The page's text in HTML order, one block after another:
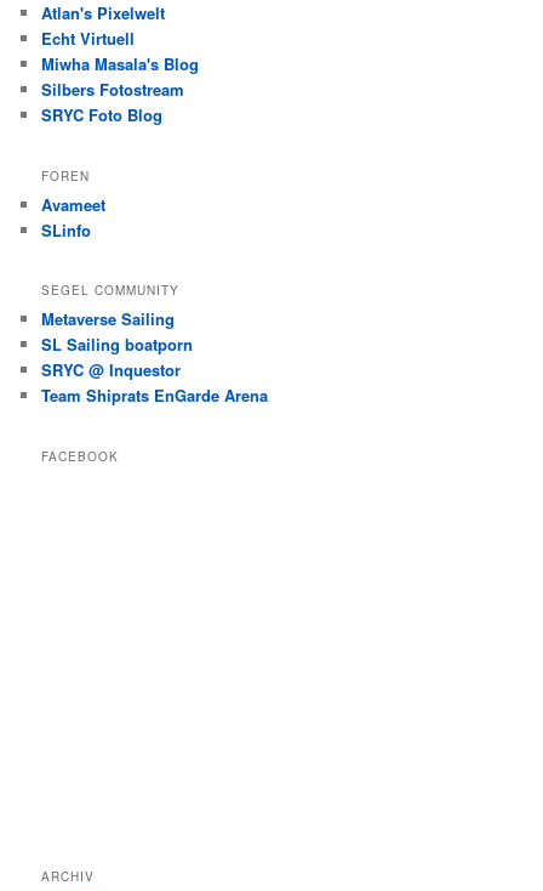
Atlan's Pixelwelt
Echt Virtuell
Miwha Masala's Blog
Silbers Fotostream
SRYC Foto Blog
FOREN
Avameet
SLinfo
SEGEL COMMUNITY
Metaverse Sailing
SL Sailing boatporn
SRYC @ Inquestor
Team Shiprats EnGarde Arena
FACEBOOK
ARCHIV